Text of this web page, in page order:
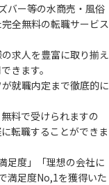
バー等の水商売・風俗
全無料の転職サービス
求人を豊富に取り揃え
きます。
就職内定まで徹底的に
料で受けられますの
転職することができま
足度」「理想の会社に
満足度No,1を獲得いた